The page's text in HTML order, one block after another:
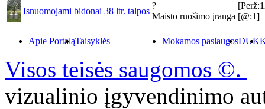
Isnuomojami bidonai 38 ltr. talpos
?
Maisto ruošimo įranga [@:1]
Apie PortaląTaisyklės Mokamos paslaugosDUK
Visos teisės saugomos ©.
vizualinio įgyvendinimo